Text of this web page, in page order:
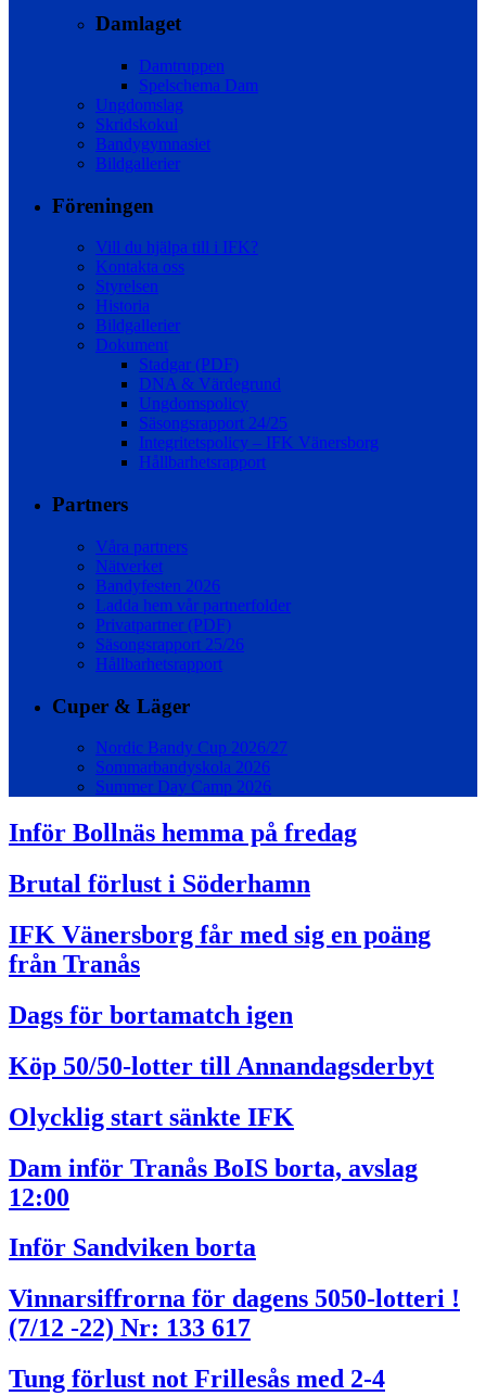
Damlaget
Damtruppen
Spelschema Dam
Ungdomslag
Skridskokul
Bandygymnasiet
Bildgallerier
Föreningen
Vill du hjälpa till i IFK?
Kontakta oss
Styrelsen
Historia
Bildgallerier
Dokument
Stadgar (PDF)
DNA & Värdegrund
Ungdomspolicy
Säsongsrapport 24/25
Integritetspolicy – IFK Vänersborg
Hållbarhetsrapport
Partners
Våra partners
Nätverket
Bandyfesten 2026
Ladda hem vår partnerfolder
Privatpartner (PDF)
Säsongsrapport 25/26
Hållbarhetsrapport
Cuper & Läger
Nordic Bandy Cup 2026/27
Sommarbandyskola 2026
Summer Day Camp 2026
Inför Bollnäs hemma på fredag
Brutal förlust i Söderhamn
IFK Vänersborg får med sig en poäng
från Tranås
Dags för bortamatch igen
Köp 50/50-lotter till Annandagsderbyt
Olycklig start sänkte IFK
Dam inför Tranås BoIS borta, avslag
12:00
Inför Sandviken borta
Vinnarsiffrorna för dagens 5050-lotteri !
(7/12 -22) Nr: 133 617
Tung förlust not Frillesås med 2-4